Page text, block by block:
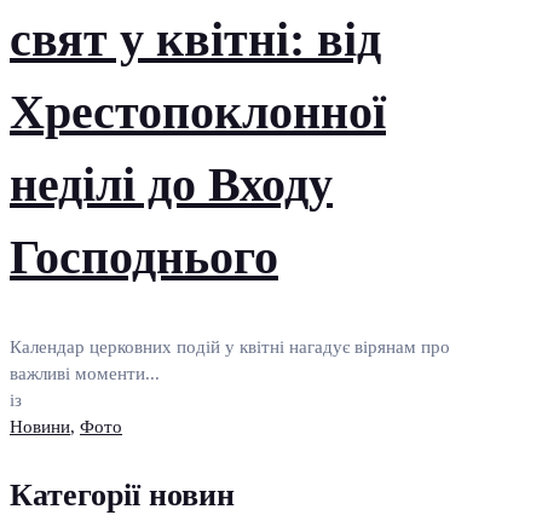
свят у квітні: від
Хрестопоклонної
неділі до Входу
Господнього
Календар церковних подій у квітні нагадує вірянам про
важливі моменти...
із
Новини, Фото
Категорії новин